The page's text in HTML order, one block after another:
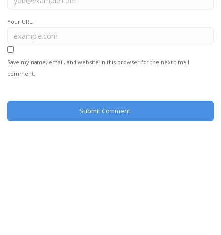
Your URL:
Save my name, email, and website in this browser for the next time I
comment.